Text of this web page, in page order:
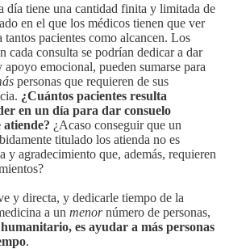
día tiene una cantidad finita y limitada de
en el que los médicos tienen que ver
tantos pacientes como alcancen. Los
cada consulta se podrían dedicar a dar
apoyo emocional, pueden sumarse para
personas que requieren de sus
¿Cuántos pacientes resulta
en un día para dar consuelo
atiende? ¿Acaso conseguir que un
titulado los atienda no es
y agradecimiento que, además, requieren
y directa, y dedicarle tiempo de la
a un menornúmero de personas,
es ayudar a más personas
.